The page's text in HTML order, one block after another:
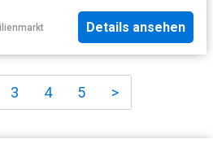
Details ansehen
3 4 5 >